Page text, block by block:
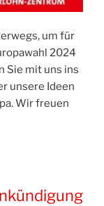
um für
2024
Sie mit uns ins
unsere Ideen
Wir freuen